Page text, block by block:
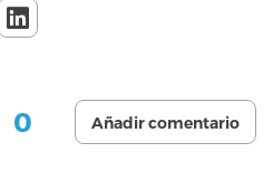
0 Añadir comentario